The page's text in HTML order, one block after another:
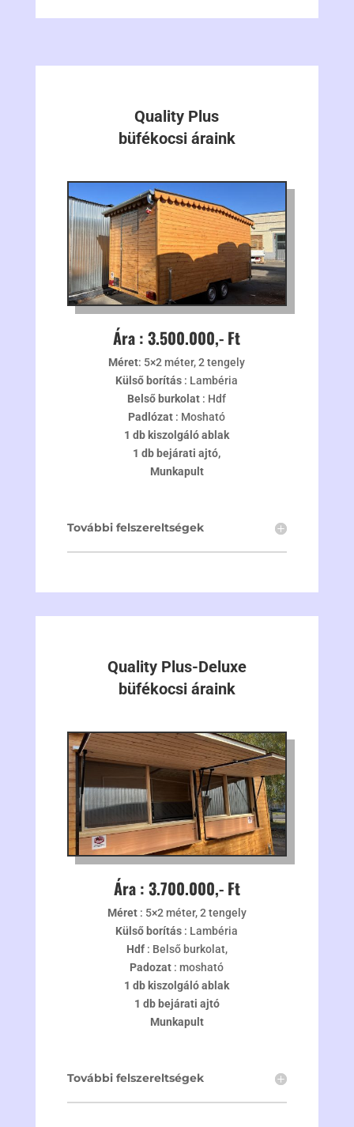
Quality Plus
büfékocsi áraink
Ára : 3.500.000,- Ft
Méret: 5×2 méter, 2 tengely
Külső borítás : Lambéria
Belső burkolat : Hdf
Padlózat : Mosható
1 db kiszolgáló ablak
1 db bejárati ajtó,
Munkapult
További felszereltségek
Quality Plus-Deluxe
büfékocsi áraink
Ára : 3.700.000,- Ft
Méret: 5×2 méter, 2 tengely
Külső borítás : Lambéria
Hdf: Belső burkolat,
Padozat : mosható
1 db kiszolgáló ablak
1 db bejárati ajtó
Munkapult
További felszereltségek